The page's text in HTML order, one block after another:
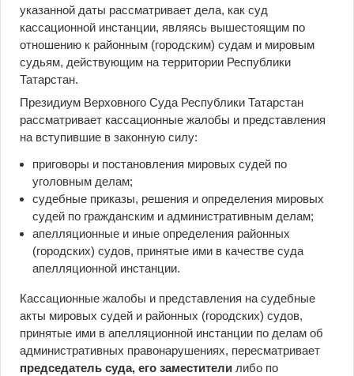
указанной даты рассматривает дела, как суд
кассационной инстанции, являясь вышестоящим по
отношению к районным (городским) судам и мировым
судьям, действующим на территории Республики
Татарстан.
Президиум Верховного Суда Республики Татарстан
рассматривает кассационные жалобы и представления
на вступившие в законную силу:
приговоры и постановления мировых судей по
уголовным делам;
судебные приказы, решения и определения мировых
судей по гражданским и административным делам;
апелляционные и иные определения районных
(городских) судов, принятые ими в качестве суда
апелляционной инстанции.
Кассационные жалобы и представления на судебные
акты мировых судей и районных (городских) судов,
принятые ими в апелляционной инстанции по делам об
административных правонарушениях, пересматривает
председатель суда, его заместителилибо по